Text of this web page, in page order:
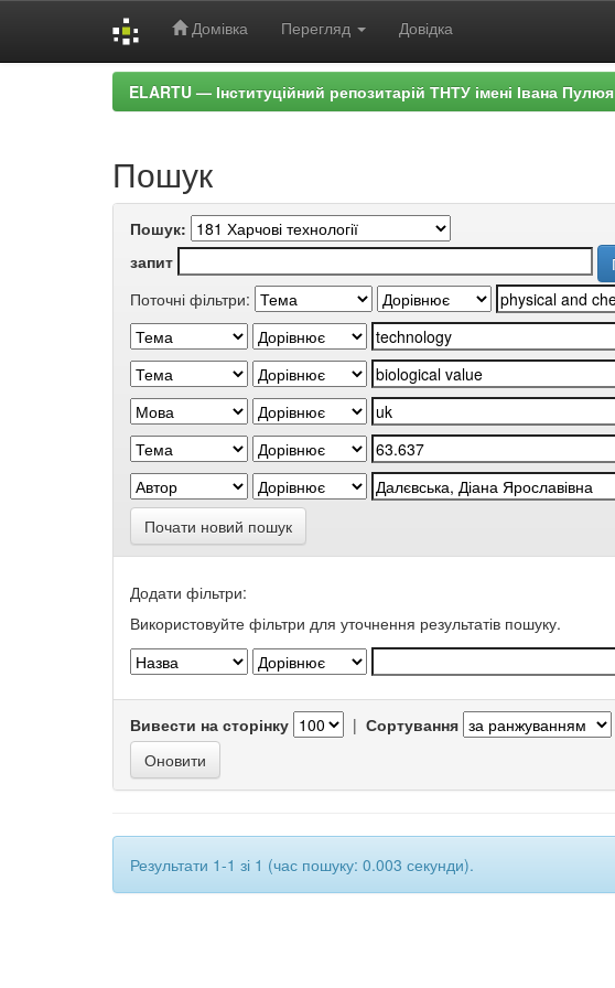
Домівка Перегляд Довідка
ELARTU — Інституційний репозитарій ТНТУ імені Івана Пулюя
Пошук
Пошук:
запит
Поточні фільтри:
Почати новий пошук
Додати фільтри:
Використовуйте фільтри для уточнення результатів пошуку.
Вивести на сторінку | Сортування
Результати 1-1 зі 1 (час пошуку: 0.003 секунди).